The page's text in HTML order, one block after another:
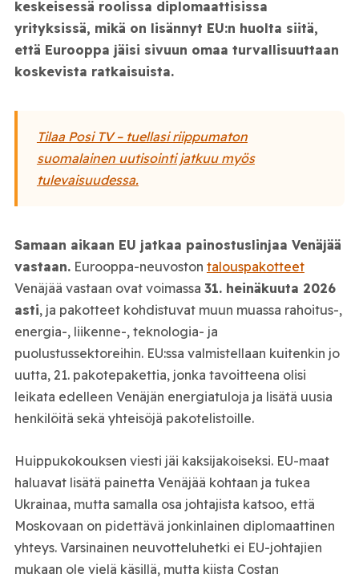
keskeisessä roolissa diplomaattisissa
yrityksissä, mikä on lisännyt EU:n huolta siitä,
että Eurooppa jäisi sivuun omaa turvallisuuttaan
koskevista ratkaisuista.
Tilaa Posi TV – tuellasi riippumaton
suomalainen uutisointi jatkuu myös
tulevaisuudessa.
Samaan aikaan EU jatkaa painostuslinjaa Venäjää
vastaan.Eurooppa-neuvoston talouspakotteet
Venäjää vastaan ovat voimassa 31. heinäkuuta 2026
asti, ja pakotteet kohdistuvat muun muassa rahoitus-,
energia-, liikenne-, teknologia- ja
puolustussektoreihin. EU:ssa valmistellaan kuitenkin jo
uutta, 21. pakotepakettia, jonka tavoitteena olisi
leikata edelleen Venäjän energiatuloja ja lisätä uusia
henkilöitä sekä yhteisöjä pakotelistoille.
Huippukokouksen viesti jäi kaksijakoiseksi. EU-maat
haluavat lisätä painetta Venäjää kohtaan ja tukea
Ukrainaa, mutta samalla osa johtajista katsoo, että
Moskovaan on pidettävä jonkinlainen diplomaattinen
yhteys. Varsinainen neuvotteluhetki ei EU-johtajien
mukaan ole vielä käsillä, mutta kiista Costan